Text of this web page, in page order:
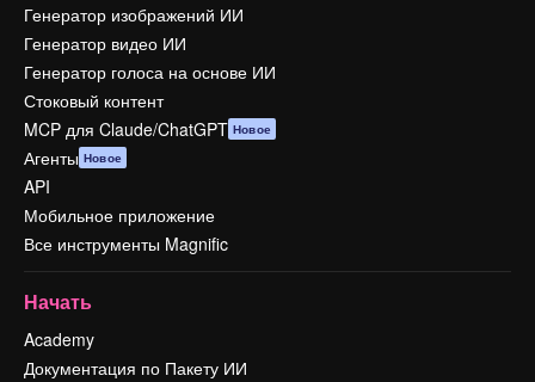
Генератор изображений ИИ
Генератор видео ИИ
Генератор голоса на основе ИИ
Стоковый контент
MCP для Claude/ChatGPT Новое
Агенты Новое
API
Мобильное приложение
Все инструменты Magnific
Начать
Academy
Документация по Пакету ИИ